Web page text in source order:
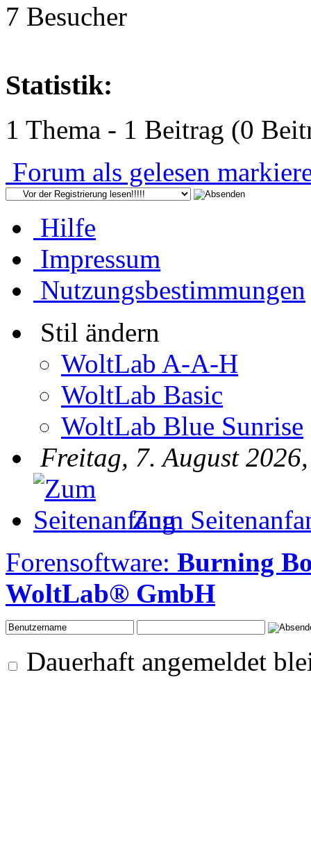
7 Besucher
Statistik:
1 Thema - 1 Beitrag (0
Forum als gelesen
Hilfe
Impressum
Nutzungsbestimmungen
Stil ändern
WoltLab A-A-H
WoltLab Basic
WoltLab Blue Sunrise
Freitag, 7. August
Zum
Forensoftware: Burning
WoltLab® GmbH
Dauerhaft angemeldet